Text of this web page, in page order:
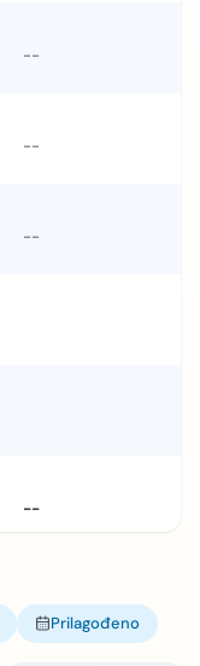
--
--
--
--
Prilagođeno